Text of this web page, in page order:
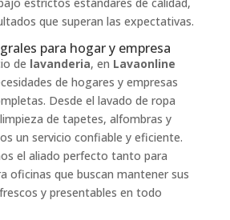
que superan las expectativas.
para hogar y empresa
de lavanderia, en Lavaonline
de hogares y empresas
Desde el lavado de ropa
de tapetes, alfombras y
un servicio confiable y eficiente.
el aliado perfecto tanto para
oficinas que buscan mantener sus
y presentables en todo